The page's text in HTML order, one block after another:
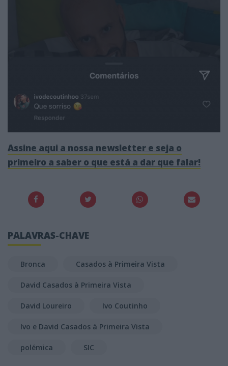
Assine aqui a nossa newsletter e seja o
primeiro a saber o que está a dar que falar!
PALAVRAS-CHAVE
Bronca Casados à Primeira Vista
David Casados à Primeira Vista
David Loureiro Ivo Coutinho
Ivo e David Casados à Primeira Vista
polémica SIC